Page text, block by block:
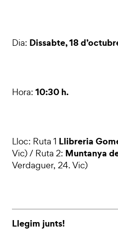
Dia: Dissabte, 18
Hora: 10:30 h.
Lloc: Ruta 1 Llibreria
Vic) / Ruta 2: Muntanya
Verdaguer, 24. Vic)
Llegim junts!